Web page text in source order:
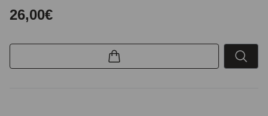
26,00€